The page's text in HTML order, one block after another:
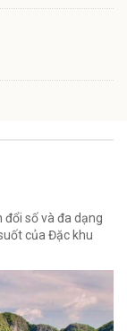
đổi số và đa dạng
của Đặc khu